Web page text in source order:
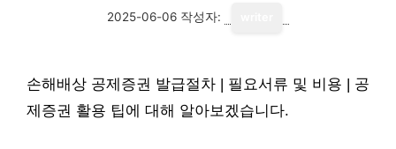
2025-06-06 작성자:
손해배상 공제증권 발급절차 | 필요서류 및 비용 | 공
제증권 활용 팁에 대해 알아보겠습니다.